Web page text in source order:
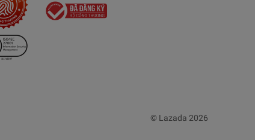
© Lazada 2026